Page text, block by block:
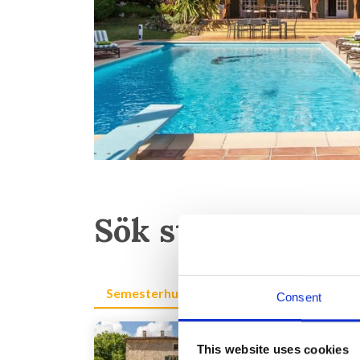
Consent
This website uses cookies
Sök stora
Semesterhus för 12 personer